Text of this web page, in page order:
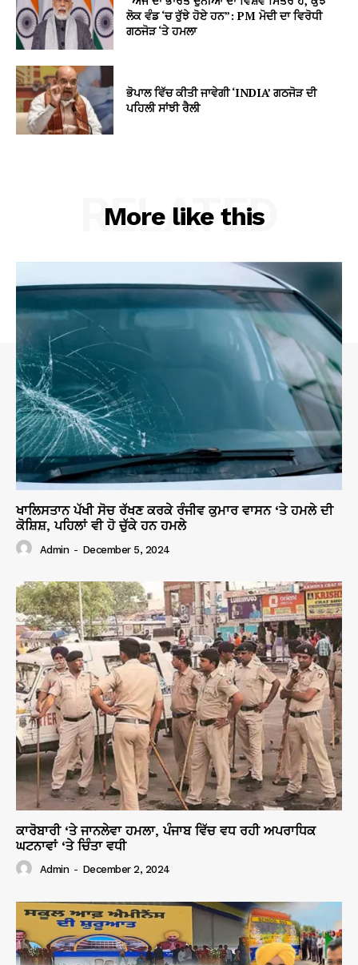
ਲੋਕ ਵੰਡ ‘ਚ ਰੁੱਝੇ ਹੋਏ ਹਨ”: PM ਮੋਦੀ ਦਾ ਵਿਰੋਧੀ
ਗਠਜੋੜ ‘ਤੇ ਹਮਲਾ
ਭੋਪਾਲ ਵਿੱਚ ਕੀਤੀ ਜਾਵੇਗੀ ‘INDIA’ ਗਠਜੋੜ ਦੀ
ਪਹਿਲੀ ਸਾਂਝੀ ਰੈਲੀ
More like this
RELATED
ਖਾਲਿਸਤਾਨ ਪੱਖੀ ਸੋਚ ਰੱਖਣ ਕਰਕੇ ਰੰਜੀਵ ਕੁਮਾਰ ਵਾਸਨ ‘ਤੇ ਹਮਲੇ ਦੀ
ਕੋਸ਼ਿਸ਼, ਪਹਿਲਾਂ ਵੀ ਹੋ ਚੁੱਕੇ ਹਨ ਹਮਲੇ
Admin - December 5, 2024
ਕਾਰੋਬਾਰੀ ‘ਤੇ ਜਾਨਲੇਵਾ ਹਮਲਾ, ਪੰਜਾਬ ਵਿੱਚ ਵਧ ਰਹੀ ਅਪਰਾਧਿਕ
ਘਟਨਾਵਾਂ ‘ਤੇ ਚਿੰਤਾ ਵਧੀ
Admin - December 2, 2024